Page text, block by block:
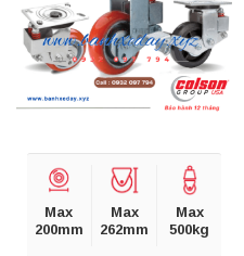
Max
200mm
Max
262mm
Max
500kg